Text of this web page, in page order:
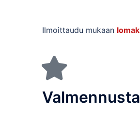
Ilmoittaudu mukaan